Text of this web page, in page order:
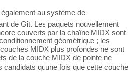
également au système de
de Git. Les paquets nouvellement
couverts par la chaîne MIDX sont
géométrique ; les
MIDX plus profondes ne sont
de la couche MIDX de pointe ne
candidats quune fois que cette couche